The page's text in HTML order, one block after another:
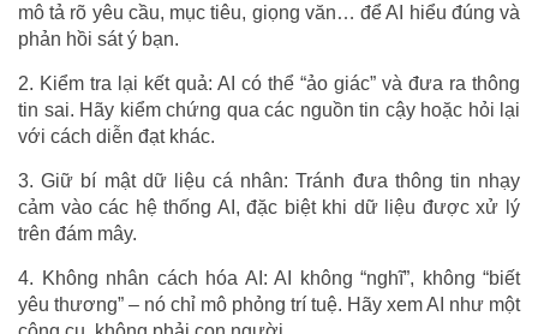
mô tả rõ yêu cầu, mục tiêu, giọng văn… để AI hiểu đúng và
phản hồi sát ý bạn.
2. Kiểm tra lại kết quả: AI có thể “ảo giác” và đưa ra thông
tin sai. Hãy kiểm chứng qua các nguồn tin cậy hoặc hỏi lại
với cách diễn đạt khác.
3. Giữ bí mật dữ liệu cá nhân: Tránh đưa thông tin nhạy
cảm vào các hệ thống AI, đặc biệt khi dữ liệu được xử lý
trên đám mây.
4. Không nhân cách hóa AI: AI không “nghĩ”, không “biết
yêu thương” – nó chỉ mô phỏng trí tuệ. Hãy xem AI như một